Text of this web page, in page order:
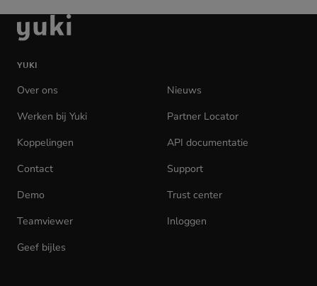
Ga
naar
homepage
YUKI
Over ons
Nieuws
Werken bij Yuki
Partner Locator
Koppelingen
API documentatie
Contact
Support
Demo
Trust center
Teamviewer
Inloggen
Geef bijles